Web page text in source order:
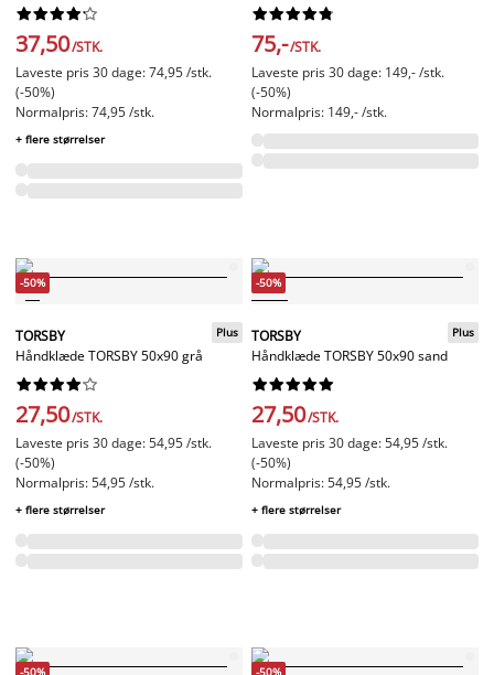






37,50/STK.
Laveste pris 30 dage: 74,95 /stk.
(-50%)
Normalpris: 74,95 /stk.
+ flere størrelser






75,-/STK.
Laveste pris 30 dage: 149,- /stk.
(-50%)
Normalpris: 149,- /stk.
-50%
TORSBY
Håndklæde TORSBY 50x90 grå
Plus






27,50/STK.
Laveste pris 30 dage: 54,95 /stk.
(-50%)
Normalpris: 54,95 /stk.
+ flere størrelser
-50%
TORSBY
Håndklæde TORSBY 50x90 sand
Plus






27,50/STK.
Laveste pris 30 dage: 54,95 /stk.
(-50%)
Normalpris: 54,95 /stk.
+ flere størrelser
-50% -50%